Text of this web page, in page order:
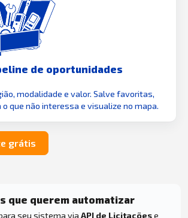
de oportunidades
modalidade e valor. Salve favoritas,
que não interessa e visualize no mapa.
grátis
que querem automatizar
seu sistema via API de Licitaçõese